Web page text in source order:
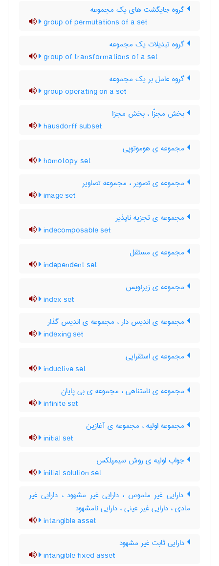
گروه جایگشت های یک مجموعه
group of permutations of a set
گروه تبدیلات یک مجموعه
group of transformations of a set
گروه عامل بر یک مجموعه
group operating on a set
بخش مجزّا ، بخش مجزا
hausdorff subset
مجموعه ی هوموتوپی
homotopy set
مجموعه ی تصویر ، مجموعه تصاویر
image set
مجموعه ی تجزیه ناپذیر
indecomposable set
مجموعه ی مستقل
independent set
مجموعه ی زیرنویس
index set
مجموعه ی اندیس دار ، مجموعه ی اندیس گذار
indexing set
مجموعه ی استقرایی
inductive set
مجموعه ی نامتناهی ، مجموعه ی بی پایان
infinite set
مجموعه اولیه ، مجموعه ی آغازین
initial set
جواب اولیه ی روش سیمپلکس
initial solution set
دارایی غیر ملموس ، دارایی غیر مشهود ، دارایی غیر
مادی ، دارایی غیر عینی ، دارایی نامشهود
intangible asset
دارایی ثابت غیر مشهود
intangible fixed asset